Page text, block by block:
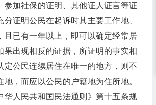
参加社保的证明、其他证人证言等证
分证明公民在起诉时其主要工作地、
且已有一年以上，即可以确定经常居
果出现相反的证据，所证明的事实相
定公民连续居住在唯一的地方，则不
地，而应以公民的户籍地为住所地。
华人民共和国民法通则》第十五条规